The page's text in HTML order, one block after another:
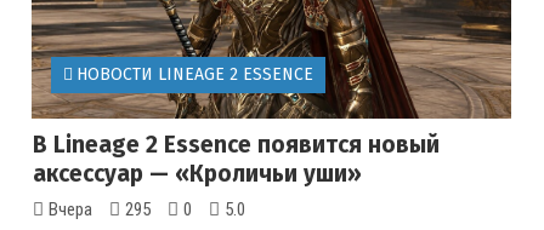
НОВОСТИ LINEAGE 2 ESSENCE
В Lineage 2 Essence появится новый
аксессуар — «Кроличьи уши»
Вчера 295 0 5.0